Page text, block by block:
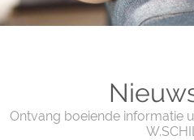
Ontvang boeiende informatie